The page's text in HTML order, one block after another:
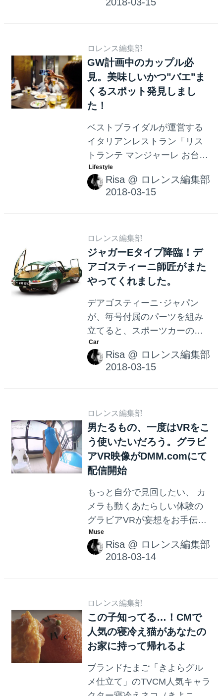
ぜんぶ集めてきました。
ロレンス編集部
GW計画中のカップル必
見。美味しいかつ"バエ"ま
くるスポット発見しまし
た！
ベストブライダルが運営する
イタリアンレストラン「リス
トランテ マンジャーレ お台
場」にて、 2018年4月29日
（日）・30日（月・祝）、 5
月5日（土・祝）・6日（日）
リスのスイートパレット付ラ
ンチコース』（3,500円）が販
売。
Risa @ ロレンス編集部
ロレンス編集部
ジャガーEタイプ降臨！デ
アゴスティーニ師匠がまた
やってくれました。
デアゴスティーニ･ジャパン
が、毎号付属のパーツを組み
立てると、スポーツカーの最
高峰「ジャガー・Eタイプ」が
完成するマガジンシリーズ週
刊『ジャガー・Eタイプ』を
び、デアゴスティーニ社ホー
ムページで発売。
Risa @ ロレンス編集部
ロレンス編集部
男たるもの、一度はVRをこ
う使いたいだろう。グラビ
アVR映像がDMM.comにて
配信開始
もっと自分で見回したい、 カ
メラも動くあたらしい体験の
グラビアVRが妄想をお手伝
い。 業界初！女の子のカラダ
を見回すのに特化したグラビ
アVR。 フロントジッパー美女
たのですが・・・まさかの元
ヘルメット女子も登場〜！
Risa @ ロレンス編集部
ロレンス編集部
この子知ってる…！CMで
人気の寝冷え猫があなたの
お家に持って帰れるよ
ブランドたまご「きよらグル
メ仕立て」のTVCM人気キャラ